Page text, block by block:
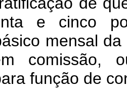
e cinco
mensal
comissão,
função de